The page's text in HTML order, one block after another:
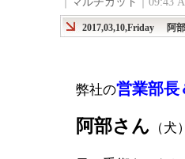
2017,03,10,Friday 阿
弊社の営業部長
阿部さん （犬